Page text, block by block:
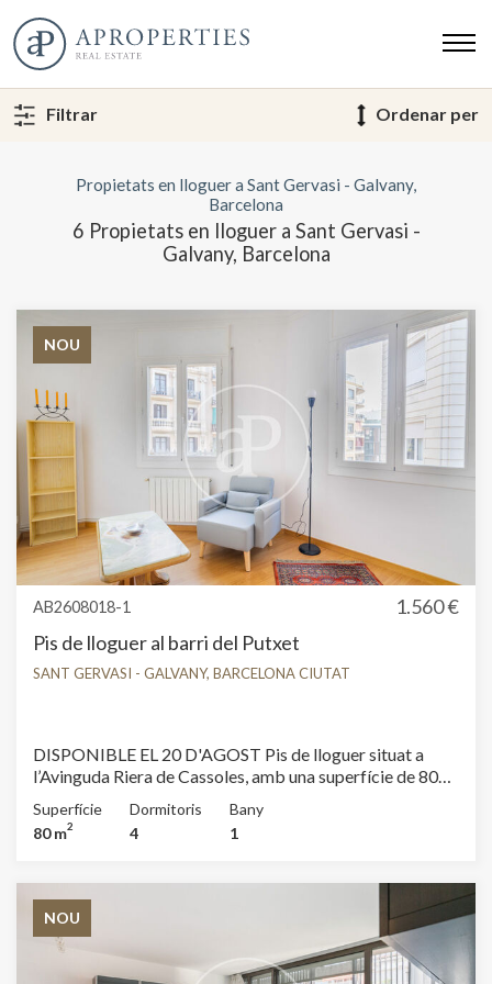
Filtrar Ordenar per
Propietats en lloguer a Sant Gervasi - Galvany,
Barcelona
6 Propietats en lloguer a Sant Gervasi -
Galvany, Barcelona
NOU
AB2608018-1
1.560 €
Pis de lloguer al barri del Putxet
SANT GERVASI - GALVANY, BARCELONA CIUTAT
DISPONIBLE EL 20 D'AGOST Pis de lloguer situat a
l’Avinguda Riera de Cassoles, amb una superfície de 80
vestidor a mida, un despatx i un saló amb vistes. Es troba
en una segona planta, molt lluminosa, amb una ubicació
comoditat i tranquil·litat sense renunciar a viure a
menjador cantoner amb vistes a l’Avinguda Riera de
Cassoles, que aporta una excel·lent entrada de llum
natural durant tot el dia. La cuina és independent, està
Superfície
80 m2
Dormitoris
4
Bany
1
NOU